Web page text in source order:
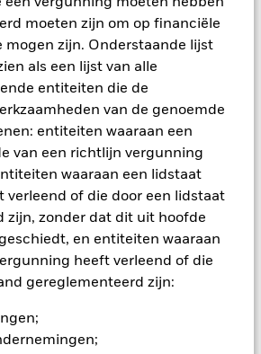
moeten zijn om op financiële
mogen zijn. Onderstaande lijst
als een lijst van alle
entiteiten die de
van de genoemde
entiteiten waaraan een
van een richtlijn vergunning
waaraan een lidstaat
verleend of die door een lidstaat
zijn, zonder dat dit uit hoofde
en entiteiten waaraan
heeft verleend of die
gereglementeerd zijn:
Kapitaalrisico.
De waarde en
Beleggers verliezen mogelijk hun
valutarisico's af te dekken. Het
voor een aandelenklasse kan een
(ook bekend als spill-over) voor
in het fonds betekenen. De
het fonds waarborgt dat er
worden gebruikt om het
andere aandelenklassen te
lijst van alle aandelenklassen in het
met valutahedging worden
is een volledige lijst van alle
valutahedging op aanvraag